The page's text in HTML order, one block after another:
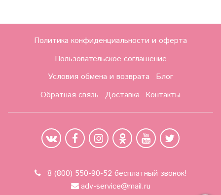
Политика конфиденциальности и оферта
Пользовательское соглашение
Условия обмена и возврата
Блог
Обратная связь
Доставка Контакты
8 (800) 550-90-52 бесплатный звонок!
adv-service@mail.ru